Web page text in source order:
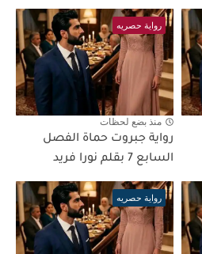
رواية حصريه
منذ بضع لحظات
رواية جبروت حماة الفصل
السابع 7 بقلم نورا فريد
رواية حصريه